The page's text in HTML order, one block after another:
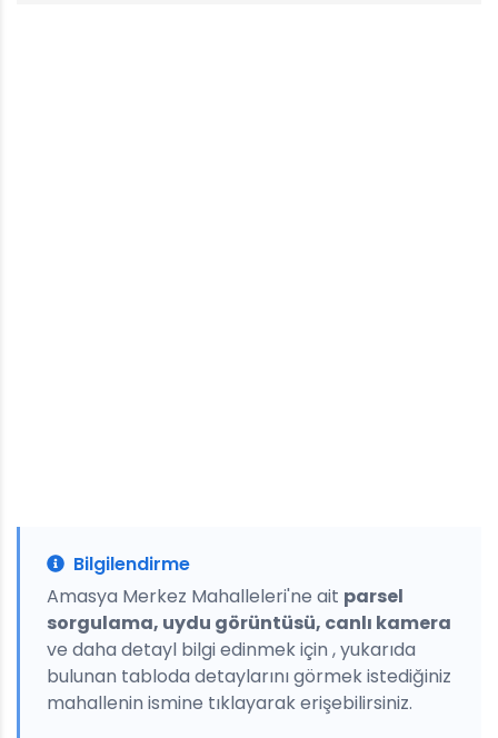
Bilgilendirme
Amasya Merkez Mahalleleri'ne ait parsel
sorgulama, uydu görüntüsü, canlı kamera
ve daha detayl bilgi edinmek için , yukarıda
bulunan tabloda detaylarını görmek istediğiniz
mahallenin ismine tıklayarak erişebilirsiniz.